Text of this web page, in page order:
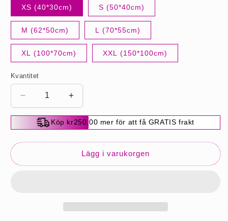
XS (40*30cm) S (50*40cm)
M (62*50cm) L (70*55cm)
XL (100*70cm) XXL (150*100cm)
Kvantitet
Minska
kvantitet
Kylmattan
-
överhettning
Öka
kvantitet
för
Kylmattan
-
Förhindrar
överhettning
Köp kr250.00 mer för att få GRATIS frakt
Lägg i varukorgen